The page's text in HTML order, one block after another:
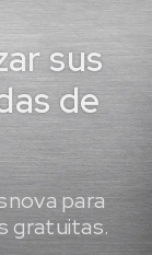
sus
de
para
gratuitas.